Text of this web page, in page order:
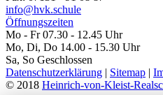
info@hvk.schule
Öffnungszeiten
Mo - Fr 07.30 - 12.45 Uhr
Mo, Di, Do 14.00 - 15.30 Uhr
Sa, So Geschlossen
Datenschutzerklärung | Sitemap |
© 2018 Heinrich-von-Kleist-